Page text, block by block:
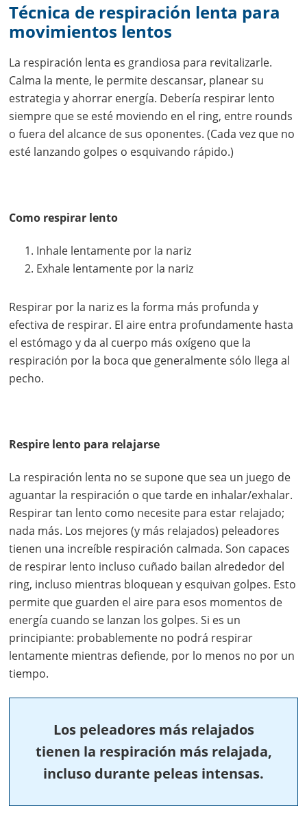
Técnica de respiración lenta para
movimientos lentos
La respiración lenta es grandiosa para revitalizarle.
Calma la mente, le permite descansar, planear su
estrategia y ahorrar energía. Debería respirar lento
siempre que se esté moviendo en el ring, entre rounds
o fuera del alcance de sus oponentes. (Cada vez que no
esté lanzando golpes o esquivando rápido.)
Como respirar lento
Inhale lentamente por la nariz
Exhale lentamente por la nariz
Respirar por la nariz es la forma más profunda y
efectiva de respirar. El aire entra profundamente hasta
el estómago y da al cuerpo más oxígeno que la
respiración por la boca que generalmente sólo llega al
pecho.
Respire lento para relajarse
La respiración lenta no se supone que sea un juego de
aguantar la respiración o que tarde en inhalar/exhalar.
Respirar tan lento como necesite para estar relajado;
nada más. Los mejores (y más relajados) peleadores
tienen una increíble respiración calmada. Son capaces
de respirar lento incluso cuñado bailan alrededor del
ring, incluso mientras bloquean y esquivan golpes. Esto
permite que guarden el aire para esos momentos de
energía cuando se lanzan los golpes. Si es un
principiante: probablemente no podrá respirar
lentamente mientras defiende, por lo menos no por un
tiempo.
Los peleadores más relajados
tienen la respiración más relajada,
incluso durante peleas intensas.